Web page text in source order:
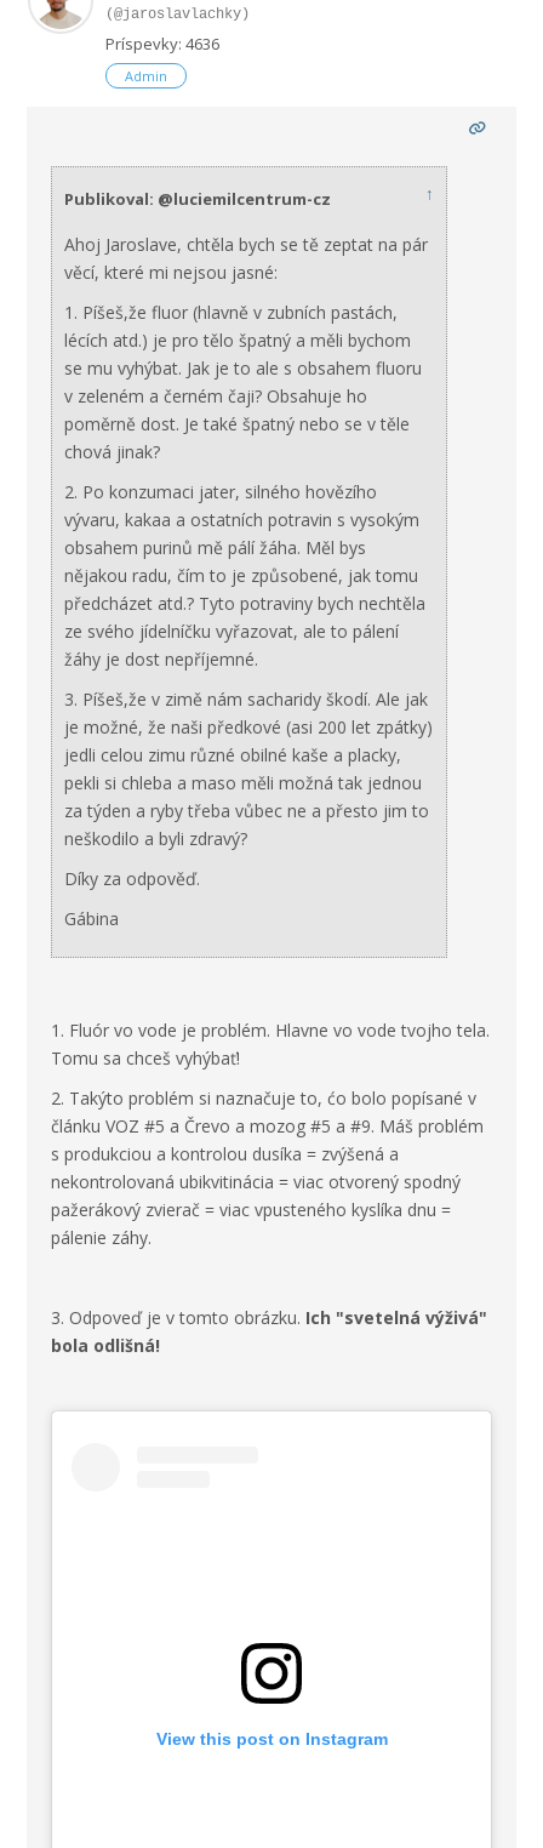
(@jaroslavlachky)
Príspevky: 4636
Admin
Publikoval: @luciemilcentrum-cz ↑
Ahoj Jaroslave, chtěla bych se tě zeptat na pár
věcí, které mi nejsou jasné:
1. Píšeš,že fluor (hlavně v zubních pastách,
lécích atd.) je pro tělo špatný a měli bychom
se mu vyhýbat. Jak je to ale s obsahem fluoru
v zeleném a černém čaji? Obsahuje ho
poměrně dost. Je také špatný nebo se v těle
chová jinak?
2. Po konzumaci jater, silného hovězího
vývaru, kakaa a ostatních potravin s vysokým
obsahem purinů mě pálí žáha. Měl bys
nějakou radu, čím to je způsobené, jak tomu
předcházet atd.? Tyto potraviny bych nechtěla
ze svého jídelníčku vyřazovat, ale to pálení
žáhy je dost nepříjemné.
3. Píšeš,že v zimě nám sacharidy škodí. Ale jak
je možné, že naši předkové (asi 200 let zpátky)
jedli celou zimu různé obilné kaše a placky,
pekli si chleba a maso měli možná tak jednou
za týden a ryby třeba vůbec ne a přesto jim to
neškodilo a byli zdravý?
Díky za odpověď.
Gábina
1. Fluór vo vode je problém. Hlavne vo vode tvojho tela.
Tomu sa chceš vyhýbať!
2. Takýto problém si naznačuje to, ćo bolo popísané v
článku VOZ #5 a Črevo a mozog #5 a #9. Máš problém
s produkciou a kontrolou dusíka = zvýšená a
nekontrolovaná ubikvitinácia = viac otvorený spodný
pažerákový zvierač = viac vpusteného kyslíka dnu =
pálenie záhy.
3. Odpoveď je v tomto obrázku. Ich "svetelná výživá"
bola odlišná!
View this post on Instagram